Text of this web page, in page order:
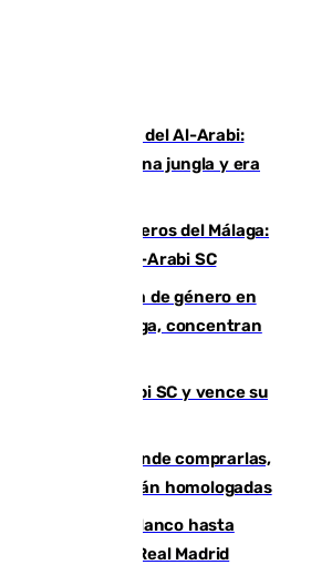
el duro juego del Al-Arabi:
metido en una jungla y era
los tres delanteros del Málaga:
contra el Al-Arabi SC
por violencia de género en
Andalucía y Málaga, concentran
superior al Al-Arabi SC y vence su
solar 2026: dónde comprarlas,
saber si están homologadas
vestido de blanco hasta
con el Real Madrid